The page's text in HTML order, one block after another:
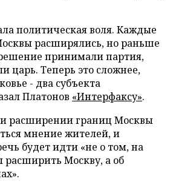
политическая воля. Каждые
расширялись, но раньше
принимали партия,
царь. Теперь это сложнее,
- два субъекта
Платонов «Интерфаксу».
расширении границ Москвы
мнение жителей, и
будет идти «не о том, на
Москву, а об